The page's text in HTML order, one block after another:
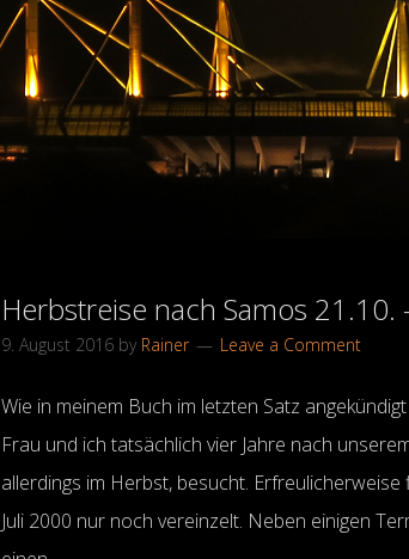
Herbstreise nach Samos 21.10.
9. August 2016 by Rainer Leave a Comment
Wie in meinem Buch im letzten Satz
Frau und ich tatsächlich vier Jahre nach
allerdings im Herbst, besucht.
Juli 2000 nur noch vereinzelt. Neben einigen